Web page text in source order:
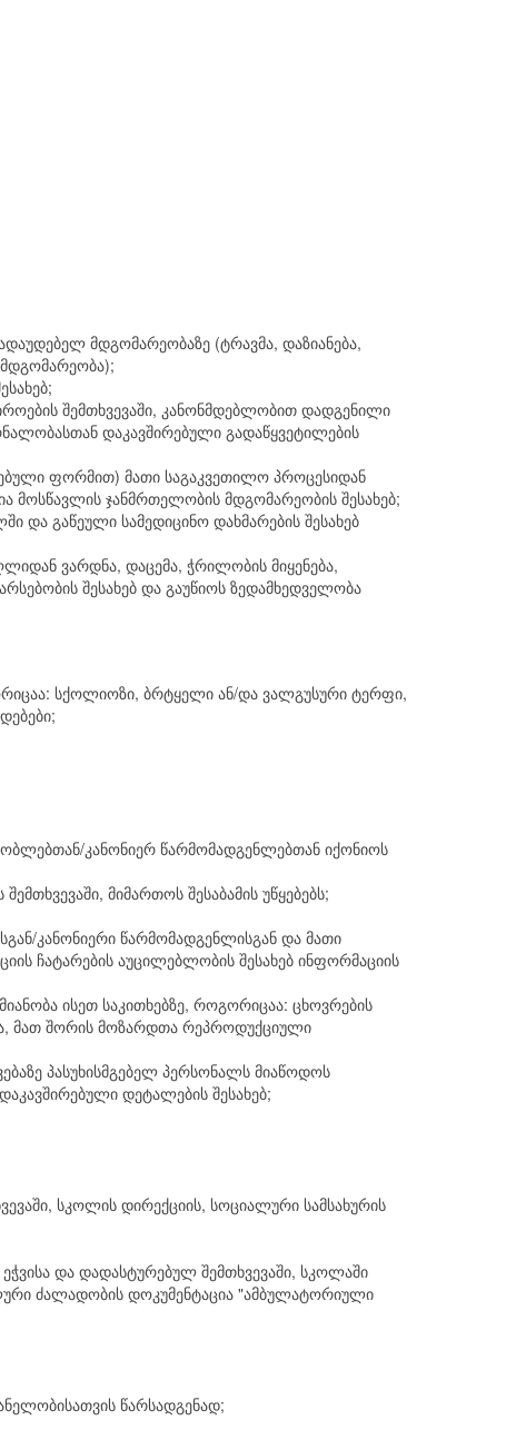
მდგომარეობაზე (ტრავმა, დაზიანება,
შემთხვევაში, კანონმდებლობით დადგენილი
დაკავშირებული გადაწყვეტილების
ფორმით) მათი საგაკვეთილო პროცესიდან
მოსწავლის ჯანმრთელობის მდგომარეობის შესახებ;
და გაწეული სამედიცინო დახმარების შესახებ
ვარდნა, დაცემა, ჭრილობის მიყენება,
შესახებ და გაუწიოს ზედამხედველობა
სქოლიოზი, ბრტყელი ან/და ვალგუსური ტერფი,
კანონიერ წარმომადგენლებთან იქონიოს
მიმართოს შესაბამის უწყებებს;
კანონიერი წარმომადგენლისგან და მათი
ჩატარების აუცილებლობის შესახებ ინფორმაციის
ისეთ საკითხებზე, როგორიცაა: ცხოვრების
მათ შორის მოზარდთა რეპროდუქციული
პასუხისმგებელ პერსონალს მიაწოდოს
დეტალების შესახებ;
სკოლის დირექციის, სოციალური სამსახურის
და დადასტურებულ შემთხვევაში, სკოლაში
ძალადობის დოკუმენტაცია "ამბულატორიული
წარსადგენად;